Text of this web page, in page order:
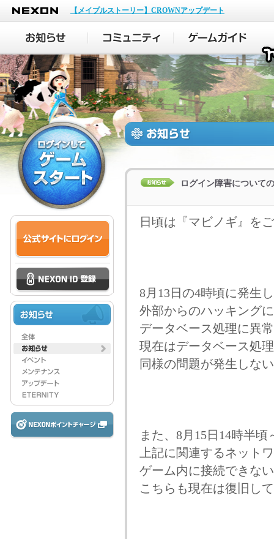
NEXON
【メイプルストーリー】CROWNアップデート
ログイン障害について
日頃は『マビノギ』を
8月13日の4時頃に発生
外部からのハッキング
データベース処理に異
現在はデータベース処
同様の問題が発生しな
また、8月15日14時半頃
上記に関連するネット
ゲーム内に接続できな
こちらも現在は復旧し